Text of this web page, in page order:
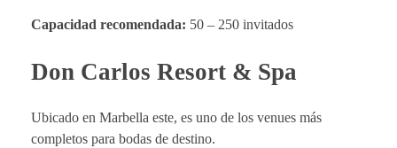
Capacidad recomendada: 50 – 250 invitados
Don Carlos Resort & Spa
Ubicado en Marbella este, es uno de los venues más
completos para bodas de destino.